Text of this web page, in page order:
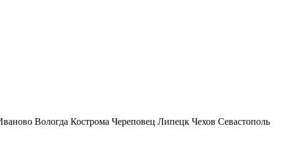
Вологда Кострома Череповец Липецк Чехов Севастополь